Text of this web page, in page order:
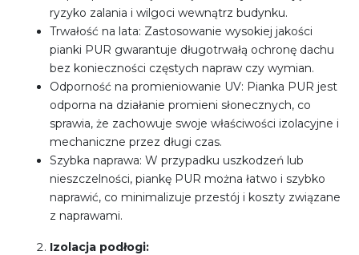
ryzyko zalania i wilgoci wewnątrz budynku.
Trwałość na lata: Zastosowanie wysokiej jakości
pianki PUR gwarantuje długotrwałą ochronę dachu
bez konieczności częstych napraw czy wymian.
Odporność na promieniowanie UV: Pianka PUR jest
odporna na działanie promieni słonecznych, co
sprawia, że zachowuje swoje właściwości izolacyjne i
mechaniczne przez długi czas.
Szybka naprawa: W przypadku uszkodzeń lub
nieszczelności, piankę PUR można łatwo i szybko
naprawić, co minimalizuje przestój i koszty związane
z naprawami.
Izolacja podłogi: